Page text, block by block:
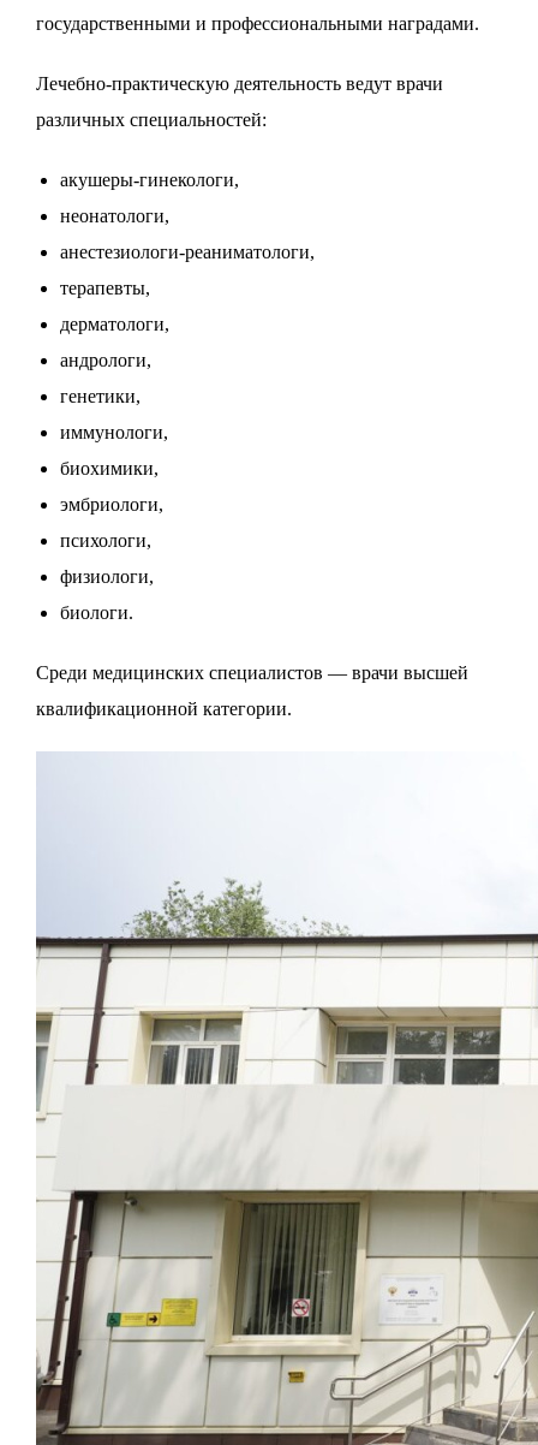
государственными и профессиональными наградами.
Лечебно-практическую деятельность ведут врачи
различных специальностей:
акушеры-гинекологи,
неонатологи,
анестезиологи-реаниматологи,
терапевты,
дерматологи,
андрологи,
генетики,
иммунологи,
биохимики,
эмбриологи,
психологи,
физиологи,
биологи.
Среди медицинских специалистов — врачи высшей
квалификационной категории.